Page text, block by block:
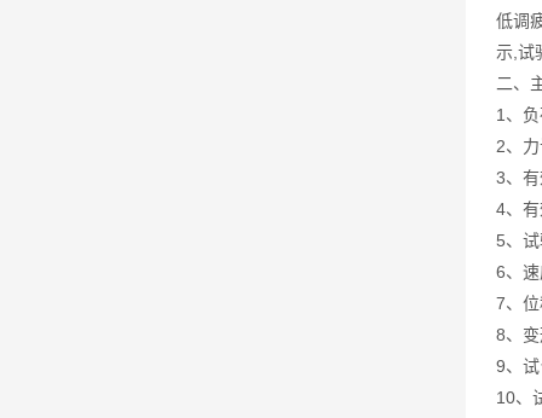
低调
示,试
二、
1、
2、
3、
4、
5、
6、
7、
8、
9、
10、